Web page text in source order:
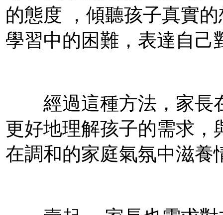
的態度 ，傾聽孩子真實
學習中的困難，表達自己
經過這種方法，家長
更好地理解孩子的需求
在調和的家庭氣氛中滋養情